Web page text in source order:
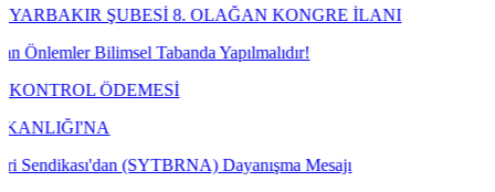
8. OLAĞAN KONGRE İLANI
Tabanda Yapılmalıdır!
(SYTBRNA) Dayanışma Mesajı